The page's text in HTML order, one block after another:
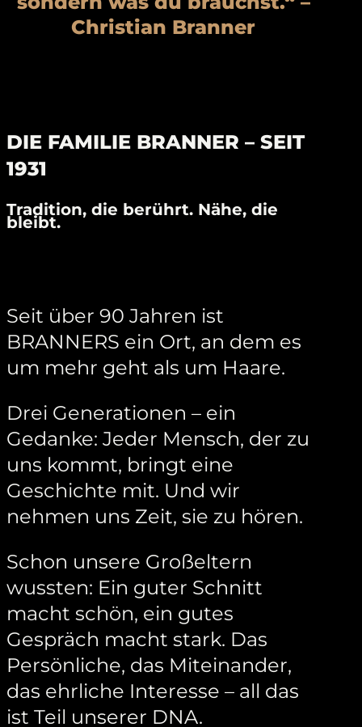
Christian Branner
DIE FAMILIE BRANNER – SEIT
1931
Tradition, die berührt. Nähe, die
bleibt.
Seit über 90 Jahren ist
BRANNERS ein Ort, an dem es
um mehr geht als um Haare.
Drei Generationen – ein
Gedanke: Jeder Mensch, der zu
uns kommt, bringt eine
Geschichte mit. Und wir
nehmen uns Zeit, sie zu hören.
Schon unsere Großeltern
wussten: Ein guter Schnitt
macht schön, ein gutes
Gespräch macht stark. Das
Persönliche, das Miteinander,
das ehrliche Interesse – all das
ist Teil unserer DNA.